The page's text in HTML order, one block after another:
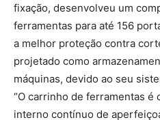
fixação, desenvolveu um
ferramentas para até 156
a melhor proteção contra
projetado como
máquinas, devido ao seu
“O carrinho de ferramentas
interno contínuo de